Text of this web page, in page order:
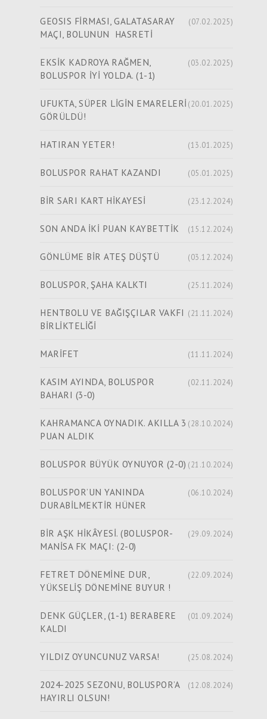
GEOSIS FİRMASI, GALATASARAY
MAÇI, BOLUNUN HASRETİ
(07.02.2025)
EKSİK KADROYA RAĞMEN,
BOLUSPOR İYİ YOLDA. (1-1)
(03.02.2025)
UFUKTA, SÜPER LİGİN EMARELERİ
GÖRÜLDÜ!
(20.01.2025)
HATIRAN YETER! (13.01.2025)
BOLUSPOR RAHAT KAZANDI (05.01.2025)
BİR SARI KART HİKAYESİ (23.12.2024)
SON ANDA İKİ PUAN KAYBETTİK (15.12.2024)
GÖNLÜME BİR ATEŞ DÜŞTÜ (03.12.2024)
BOLUSPOR, ŞAHA KALKTI (25.11.2024)
HENTBOLU VE BAĞIŞÇILAR VAKFI
BİRLİKTELİĞİ
(21.11.2024)
MARİFET (11.11.2024)
KASIM AYINDA, BOLUSPOR
BAHARI (3-0)
(02.11.2024)
KAHRAMANCA OYNADIK. AKILLA 3
PUAN ALDIK
(28.10.2024)
BOLUSPOR BÜYÜK OYNUYOR (2-0) (21.10.2024)
BOLUSPOR’UN YANINDA
DURABİLMEKTİR HÜNER
(06.10.2024)
BİR AŞK HİKÂYESİ. (BOLUSPOR-
MANİSA FK MAÇI: (2-0)
(29.09.2024)
FETRET DÖNEMİNE DUR,
YÜKSELİŞ DÖNEMİNE BUYUR !
(22.09.2024)
DENK GÜÇLER, (1-1) BERABERE
KALDI
(01.09.2024)
YILDIZ OYUNCUNUZ VARSA! (25.08.2024)
2024-2025 SEZONU, BOLUSPOR’A
HAYIRLI OLSUN!
(12.08.2024)